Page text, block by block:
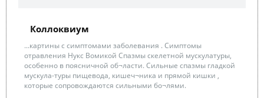
Коллоквиум
...картины с симптомами заболевания . Симптомы
отравления Нукс Вомикой Спазмы скелетной мускулатуры,
особенно в поясничной об¬ласти. Сильные спазмы гладкой
мускула-туры пищевода, кишеч¬ника и прямой кишки ,
которые сопровождаются сильными бо¬лями.